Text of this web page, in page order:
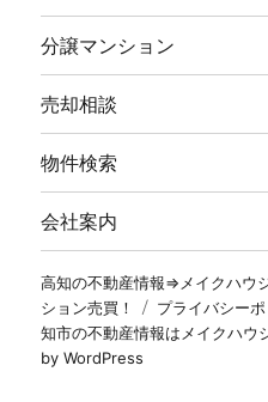
分譲マンション
売却相談
物件検索
会社案内
高知の不動産情報⇒メイクハウ
ション売買！
プライバシー
知市の不動産情報はメイクハウ
by WordPress